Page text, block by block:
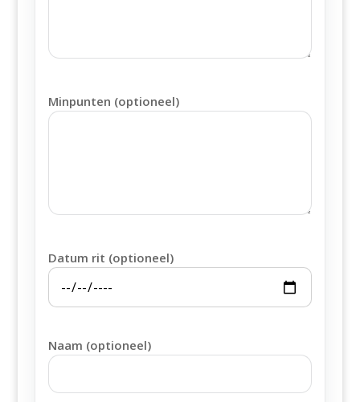
Minpunten (optioneel)
Datum rit (optioneel)
Naam (optioneel)